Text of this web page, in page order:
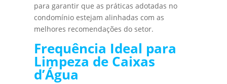
para garantir que as práticas adotadas no
condomínio estejam alinhadas com as
melhores recomendações do setor.
Frequência Ideal para
Limpeza de Caixas
d’Água